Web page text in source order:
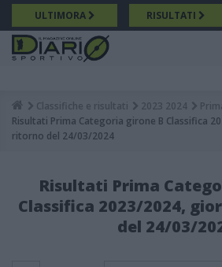
Salta
al
contenuto
principale
ULTIMORA RISULTATI
Breadcrumb
Classifiche e risultati 2023 2024
Risultati Prima Categoria girone B Classifica
ritorno del 24/03/2024
Risultati Prima
Classifica 2023/2024,
del 24/03/